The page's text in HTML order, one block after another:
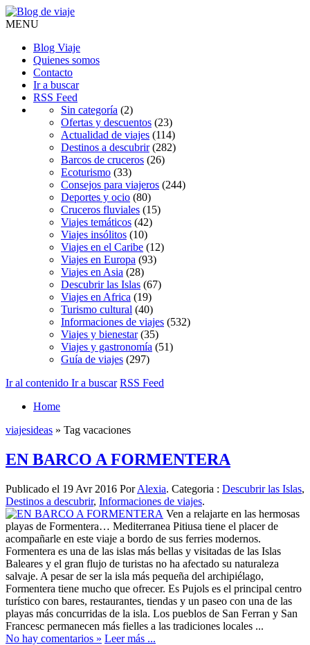
MENU
Blog Viaje
Quienes somos
Contacto
Ir a buscar
RSS Feed
Sin categoría (2)
Ofertas y descuentos (23)
Actualidad de viajes (114)
Destinos a descubrir(282)
Barcos de cruceros (26)
Ecoturismo (33)
Consejos para viajeros (244)
Deportes y ocio (80)
Cruceros fluviales (15)
Viajes temáticos (42)
Viajes insólitos (10)
Viajes en el Caribe (12)
Viajes en Europa (93)
Viajes en Asia (28)
Descubrir las Islas (67)
Viajes en Africa (19)
Turismo cultural (40)
Informaciones de viajes (532)
Viajes y bienestar(35)
Viajes y gastronomía (51)
Guía de viajes (297)
Ir al contenido Ir a buscar RSS Feed
Home
viajesideas » Tag vacaciones
EN BARCO A FORMENTERA
Publicado el 19 Avr 2016 PorAlexia. Categoria : Descubrir las Islas,
Destinos a descubrir, Informaciones de viajes.
Ven a relajarte en las hermosas
playas de Formentera… Mediterranea Pitiusa tiene el placer de
acompañarle en este viaje a bordo de sus ferries modernos.
Formentera es una de las islas más bellas y visitadas de las Islas
Baleares y el gran flujo de turistas no ha afectado su naturaleza
salvaje. A pesar de ser la isla más pequeña del archipiélago,
Formentera tiene mucho que ofrecer. Es Pujols es el principal centro
turístico con bares, restaurantes, tiendas y un paseo con una de las
playas más concurridas de la isla. Los pueblos de San Ferran y San
Francesc permanecen más fielles a las tradiciones locales ...
No hay comentarios » Leer más ...